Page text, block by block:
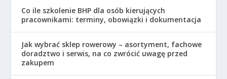
Co ile szkolenie BHP dla osób kierujących
pracownikami: terminy, obowiązki i dokumentacja
Jak wybrać sklep rowerowy – asortyment, fachowe
doradztwo i serwis, na co zwrócić uwagę przed
zakupem